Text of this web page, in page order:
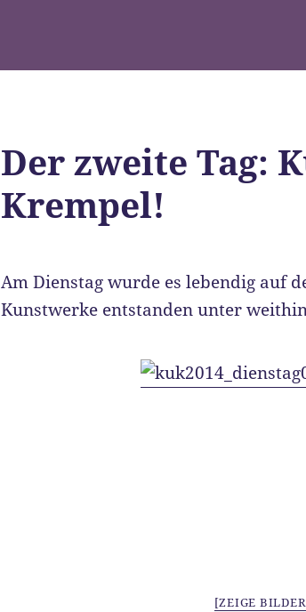
Der zweite Tag:
Krempel!
Am Dienstag wurde es lebendig auf
Kunstwerke entstanden unter
[ZEIGE